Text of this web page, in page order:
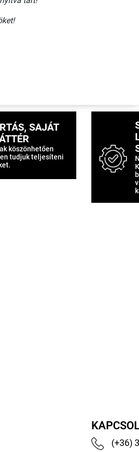
tudunk vállalni. Egy darabtól a
A táblák mellett már kezdetektől
ezzel segítve a nyomtatványok
(beütődés elleni védelem) és a
SAJÁT
köszönhetően
tudjuk teljesíteni
(+36)